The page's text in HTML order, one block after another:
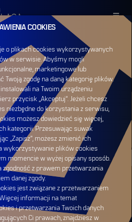
ZALOGUJ SIĘ
SIĘ
NEWSY
NEWSY
COOKIES
o plikach cookies wykorzystywanych
w serwisie. Abyśmy mogli
marketingowe lub
Twoją zgodę na daną kategorię plików.
na Twoim urządzeniu
przycisk „Akceptuj”. Jeżeli chcesz
niezbędne do korzystania z serwisu,
możesz dowiedzieć się więcej,
kategorii. Przesuwając suwak
„Zapisz”, możesz zmienić ich
wykorzystywanie plików cookies
momencie w wyżej opisany sposób.
zgodność z prawem przetwarzania
danej zgody.
jest związane z przetwarzaniem
informacji na temat
i przetwarzania Twoich danych
Ci prawach, znajdziesz w